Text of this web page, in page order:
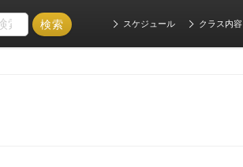
スケジュール クラス内容